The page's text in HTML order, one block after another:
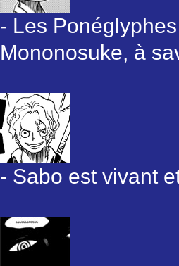
- Les
Mononosuke, à
- Sabo est vivant